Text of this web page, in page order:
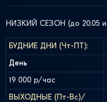
НИЗКИЙ СЕЗОН (до 20.05 и
БУДНИЕ ДНИ (Чт-ПТ):
День
19 000 р/час
ВЫХОДНЫЕ (Пт-Вс)/